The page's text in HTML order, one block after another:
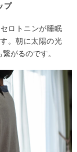
プ
ロトニンが睡眠
。朝に太陽の光
がるのです。